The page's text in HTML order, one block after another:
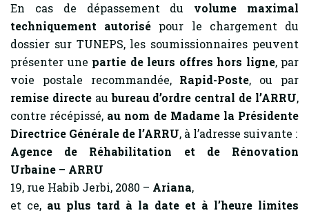
En cas de dépassement du volume maximal
techniquement autorisé pour le chargement du
dossier sur TUNEPS, les soumissionnaires peuvent
présenter une partie de leurs offres hors ligne, par
voie postale recommandée, Rapid-Poste, ou par
remise directeaubureau d’ordre central de l’ARRU,
contre récépissé, au nom de Madame la Présidente
Directrice Générale de l’ARRU, à l’adresse suivante :
Agence de Réhabilitation et de Rénovation
Urbaine – ARRU
19, rue Habib Jerbi, 2080 – Ariana,
et ce, au plus tard à la date et à l’heure limites